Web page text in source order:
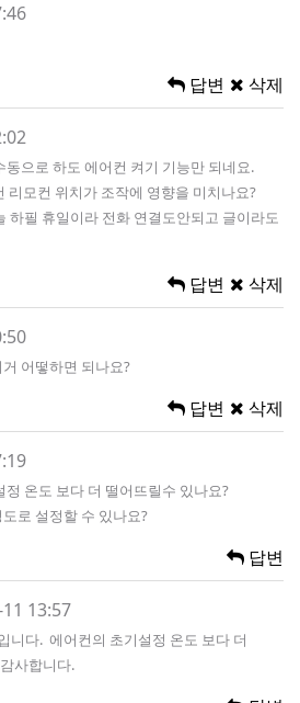
답변 삭제
으로 하도 에어컨 켜기 기능만 되네요.
리모컨 위치가 조작에 영향을 미치나요?
하필 휴일이라 전화 연결도안되고 글이라도
답변 삭제
어떻하면 되나요?
답변 삭제
온도 보다 더 떨어뜨릴수 있나요?
로 설정할 수 있나요?
답변
13:57
니다. 에어컨의 초기설정 온도 보다 더
사합니다.